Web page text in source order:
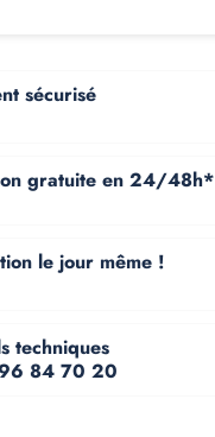
sécurisé
gratuite en 24/48h*
le jour même !
techniques
84 70 20